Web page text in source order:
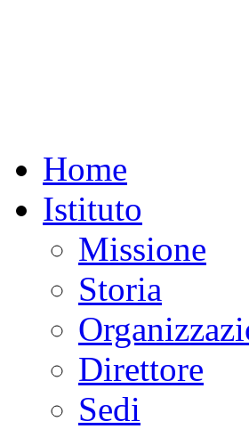
Home
Istituto
Missione
Storia
Direttore
Sedi